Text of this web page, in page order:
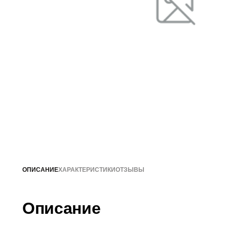
ОПИСАНИЕХАРАКТЕРИСТИКИОТЗЫВЫ
Описание